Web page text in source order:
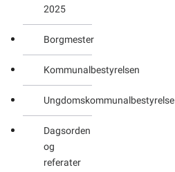
Anmeldelse
af
kandidater
Brevstemmer
Liste
over de
opstillede
kandidater
2025
Kommunalvalg
2025
Bygdebestyrelsesvalg
2025
Menighedsrådsvalg
2025
Borgmester
Kommunalbestyrelsen
Ungdomskommunalbestyrelse
Dagsorden
og
referater